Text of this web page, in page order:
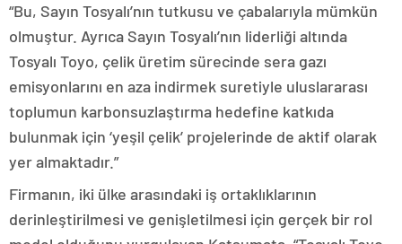
“Bu, Sayın Tosyalı’nın tutkusu ve çabalarıyla mümkün
olmuştur. Ayrıca Sayın Tosyalı’nın liderliği altında
Tosyalı Toyo, çelik üretim sürecinde sera gazı
emisyonlarını en aza indirmek suretiyle uluslararası
toplumun karbonsuzlaştırma hedefine katkıda
bulunmak için ‘yeşil çelik’ projelerinde de aktif olarak
yer almaktadır.”
Firmanın, iki ülke arasındaki iş ortaklıklarının
derinleştirilmesi ve genişletilmesi için gerçek bir rol